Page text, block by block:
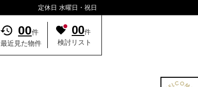
定休日 水曜日・祝日
00件
最近見た物件
00件
検討リスト